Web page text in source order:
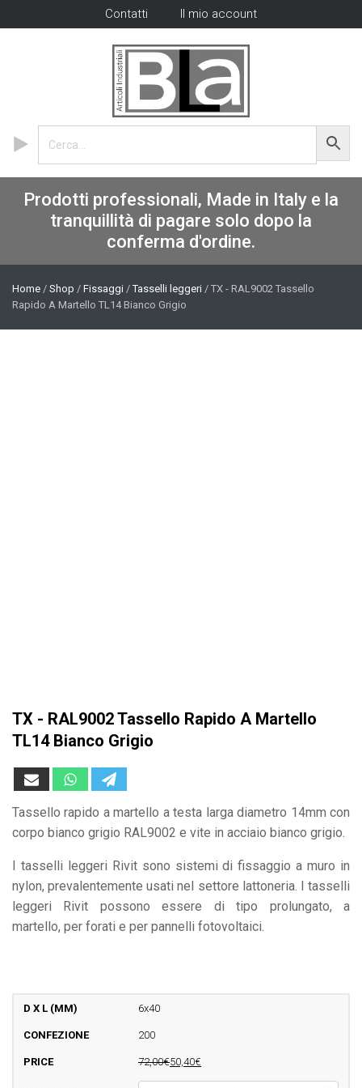
Contatti Il mio account
Prodotti professionali, Made in Italy e la
tranquillità di pagare solo dopo la
conferma d'ordine.
Home / Shop / Fissaggi /Tasselli leggeri / TX - RAL9002 Tassello
Rapido A Martello TL14 Bianco Grigio
TX - RAL9002 Tassello Rapido A Martello
TL14 Bianco Grigio
Tassello rapido a martello a testa larga diametro 14mm con
corpo bianco grigio RAL9002 e vite in acciaio bianco grigio.
I tasselli leggeri Rivit sono sistemi di fissaggio a muro in
nylon, prevalentemente usati nel settore lattoneria. I tasselli
leggeri Rivit possono essere di tipo prolungato, a
martello, per forati e per pannelli fotovoltaici.
6x40
200
72,00€50,40€